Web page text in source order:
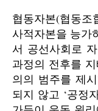
협동자본(협동
사적자본을 능가
서 공선사회로
과정의 전후를
의의 범주를 제
되지 않고 ‘공정